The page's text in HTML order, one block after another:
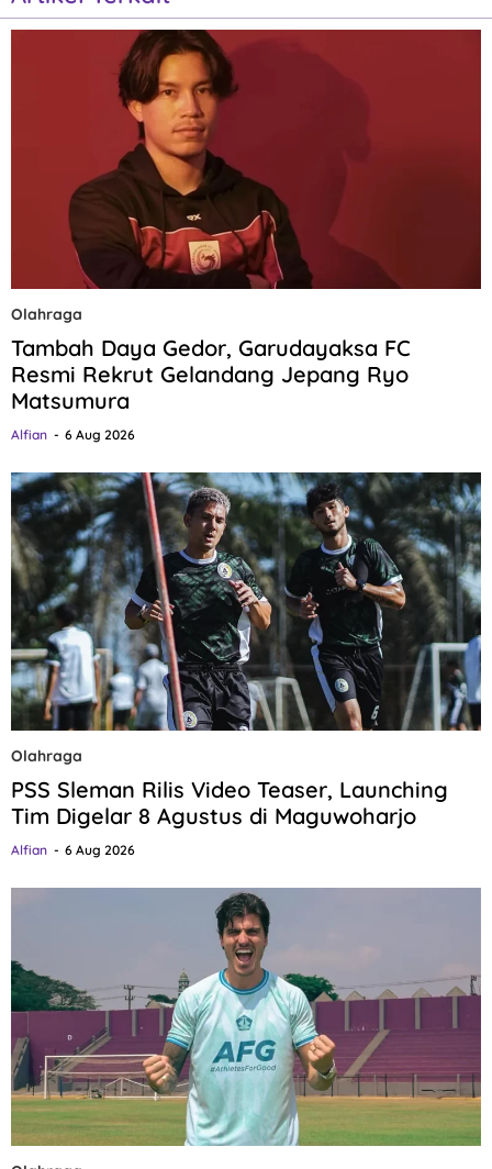
Olahraga
Tambah Daya Gedor, Garudayaksa FC
Resmi Rekrut Gelandang Jepang Ryo
Matsumura
Alfian 6 Aug 2026
Olahraga
PSS Sleman Rilis Video Teaser, Launching
Tim Digelar 8 Agustus di Maguwoharjo
Alfian 6 Aug 2026